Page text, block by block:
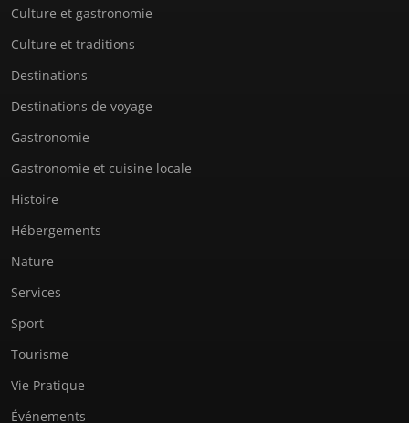
Culture et gastronomie
Culture et traditions
Destinations
Destinations de voyage
Gastronomie
Gastronomie et cuisine locale
Histoire
Hébergements
Nature
Services
Sport
Tourisme
Vie Pratique
Événements